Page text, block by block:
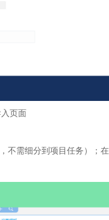
页面
需细分到项目任务）；